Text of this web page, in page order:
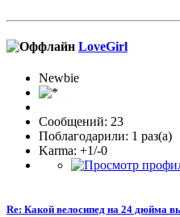
LoveGirl
Newbie
Сообщений: 23
Поблагодарили: 1 раз(а)
Karma: +1/-0
Re: Какой велосипед на 24 дюйма